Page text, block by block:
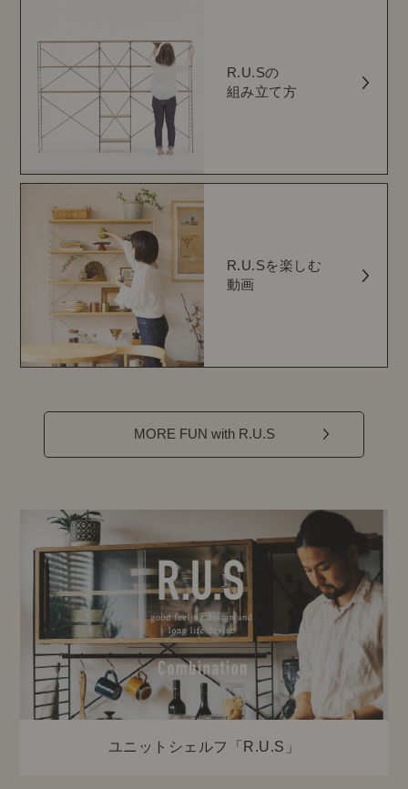
R.U.Sの
組み立て方
R.U.Sを楽しむ
動画
MORE FUN with R.U.S
ユニットシェルフ「R.U.S」